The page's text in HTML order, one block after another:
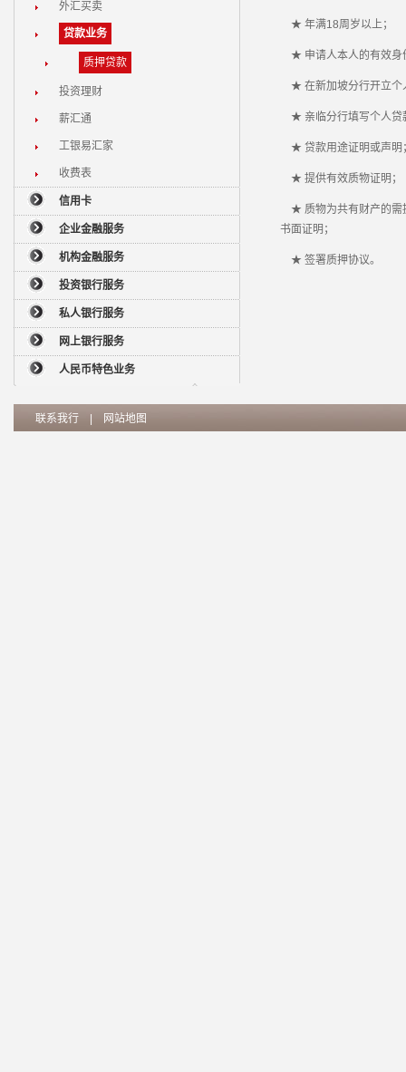
外汇买卖
贷款业务
质押贷款
投资理财
薪汇通
工银易汇家
收费表
信用卡
企业金融服务
机构金融服务
投资银行服务
私人银行服务
网上银行服务
人民币特色业务
★ 年满18周岁以上；
★ 申请人本人的有效身
★ 在新加坡分行开立个
★ 亲临分行填写个人贷
★ 贷款用途证明或声明
★ 提供有效质物证明；
★ 质物为共有财产的需
书面证明；
★ 签署质押协议。
联系我行 网站地图